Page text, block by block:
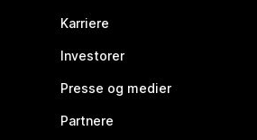
Karriere
Investorer
Presse og medier
Partnere